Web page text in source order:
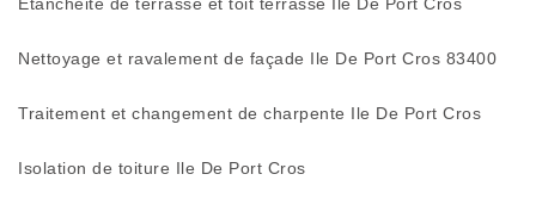
Nettoyage et ravalement de façade Ile De Port Cros 83400
Traitement et changement de charpente Ile De Port Cros
Isolation de toiture Ile De Port Cros